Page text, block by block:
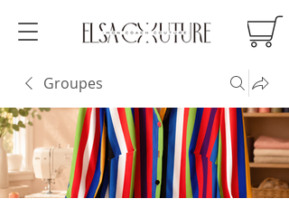
Groupes